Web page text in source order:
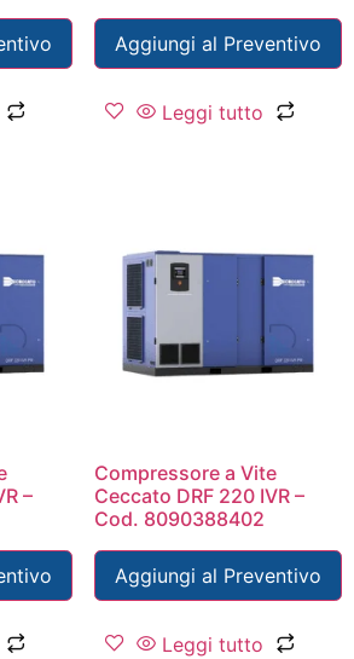
Aggiungi al Preventivo
Leggi tutto
–
Compressore a Vite
Ceccato DRF 220 IVR –
Cod. 8090388402
Aggiungi al Preventivo
Leggi tutto